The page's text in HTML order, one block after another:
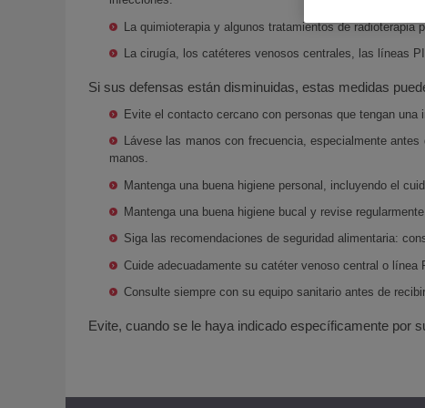
La quimioterapia y algunos tratamientos de
La cirugía, los catéteres venosos centrales, las líneas
Si sus defensas están disminuidas, estas medidas
Evite el contacto cercano con personas que tengan
Lávese las manos con frecuencia, especialmente
manos.
Mantenga una buena higiene personal, incluyendo el
Mantenga una buena higiene bucal y revise
Siga las recomendaciones de seguridad alimentaria:
Cuide adecuadamente su catéter venoso central o
Consulte siempre con su equipo sanitario antes de
Evite, cuando se le haya indicado específicamente por